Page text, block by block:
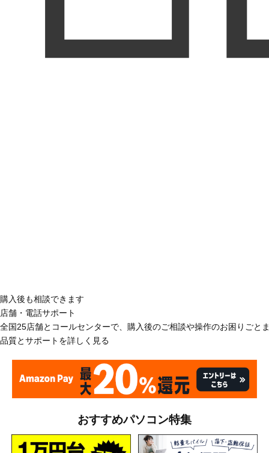
購入後も相談できます
店舗・電話サポート
全国25店舗とコールセンターで、購入後のご相談や操作のお困りごと
品質とサポートを詳しく見る
おすすめパソコン特集